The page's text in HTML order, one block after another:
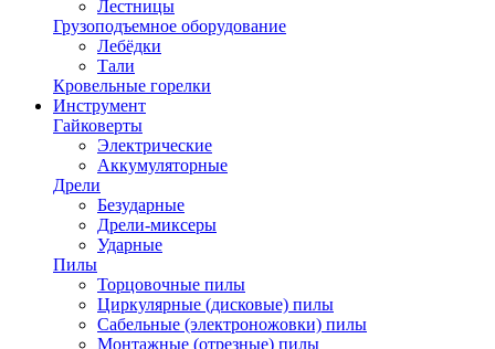
Лестницы
Грузоподъемное оборудование
Лебёдки
Тали
Кровельные горелки
Инструмент
Гайковерты
Электрические
Аккумуляторные
Дрели
Безударные
Дрели-миксеры
Ударные
Пилы
Торцовочные пилы
Циркулярные (дисковые) пилы
Сабельные (электроножовки) пилы
Монтажные (отрезные) пилы